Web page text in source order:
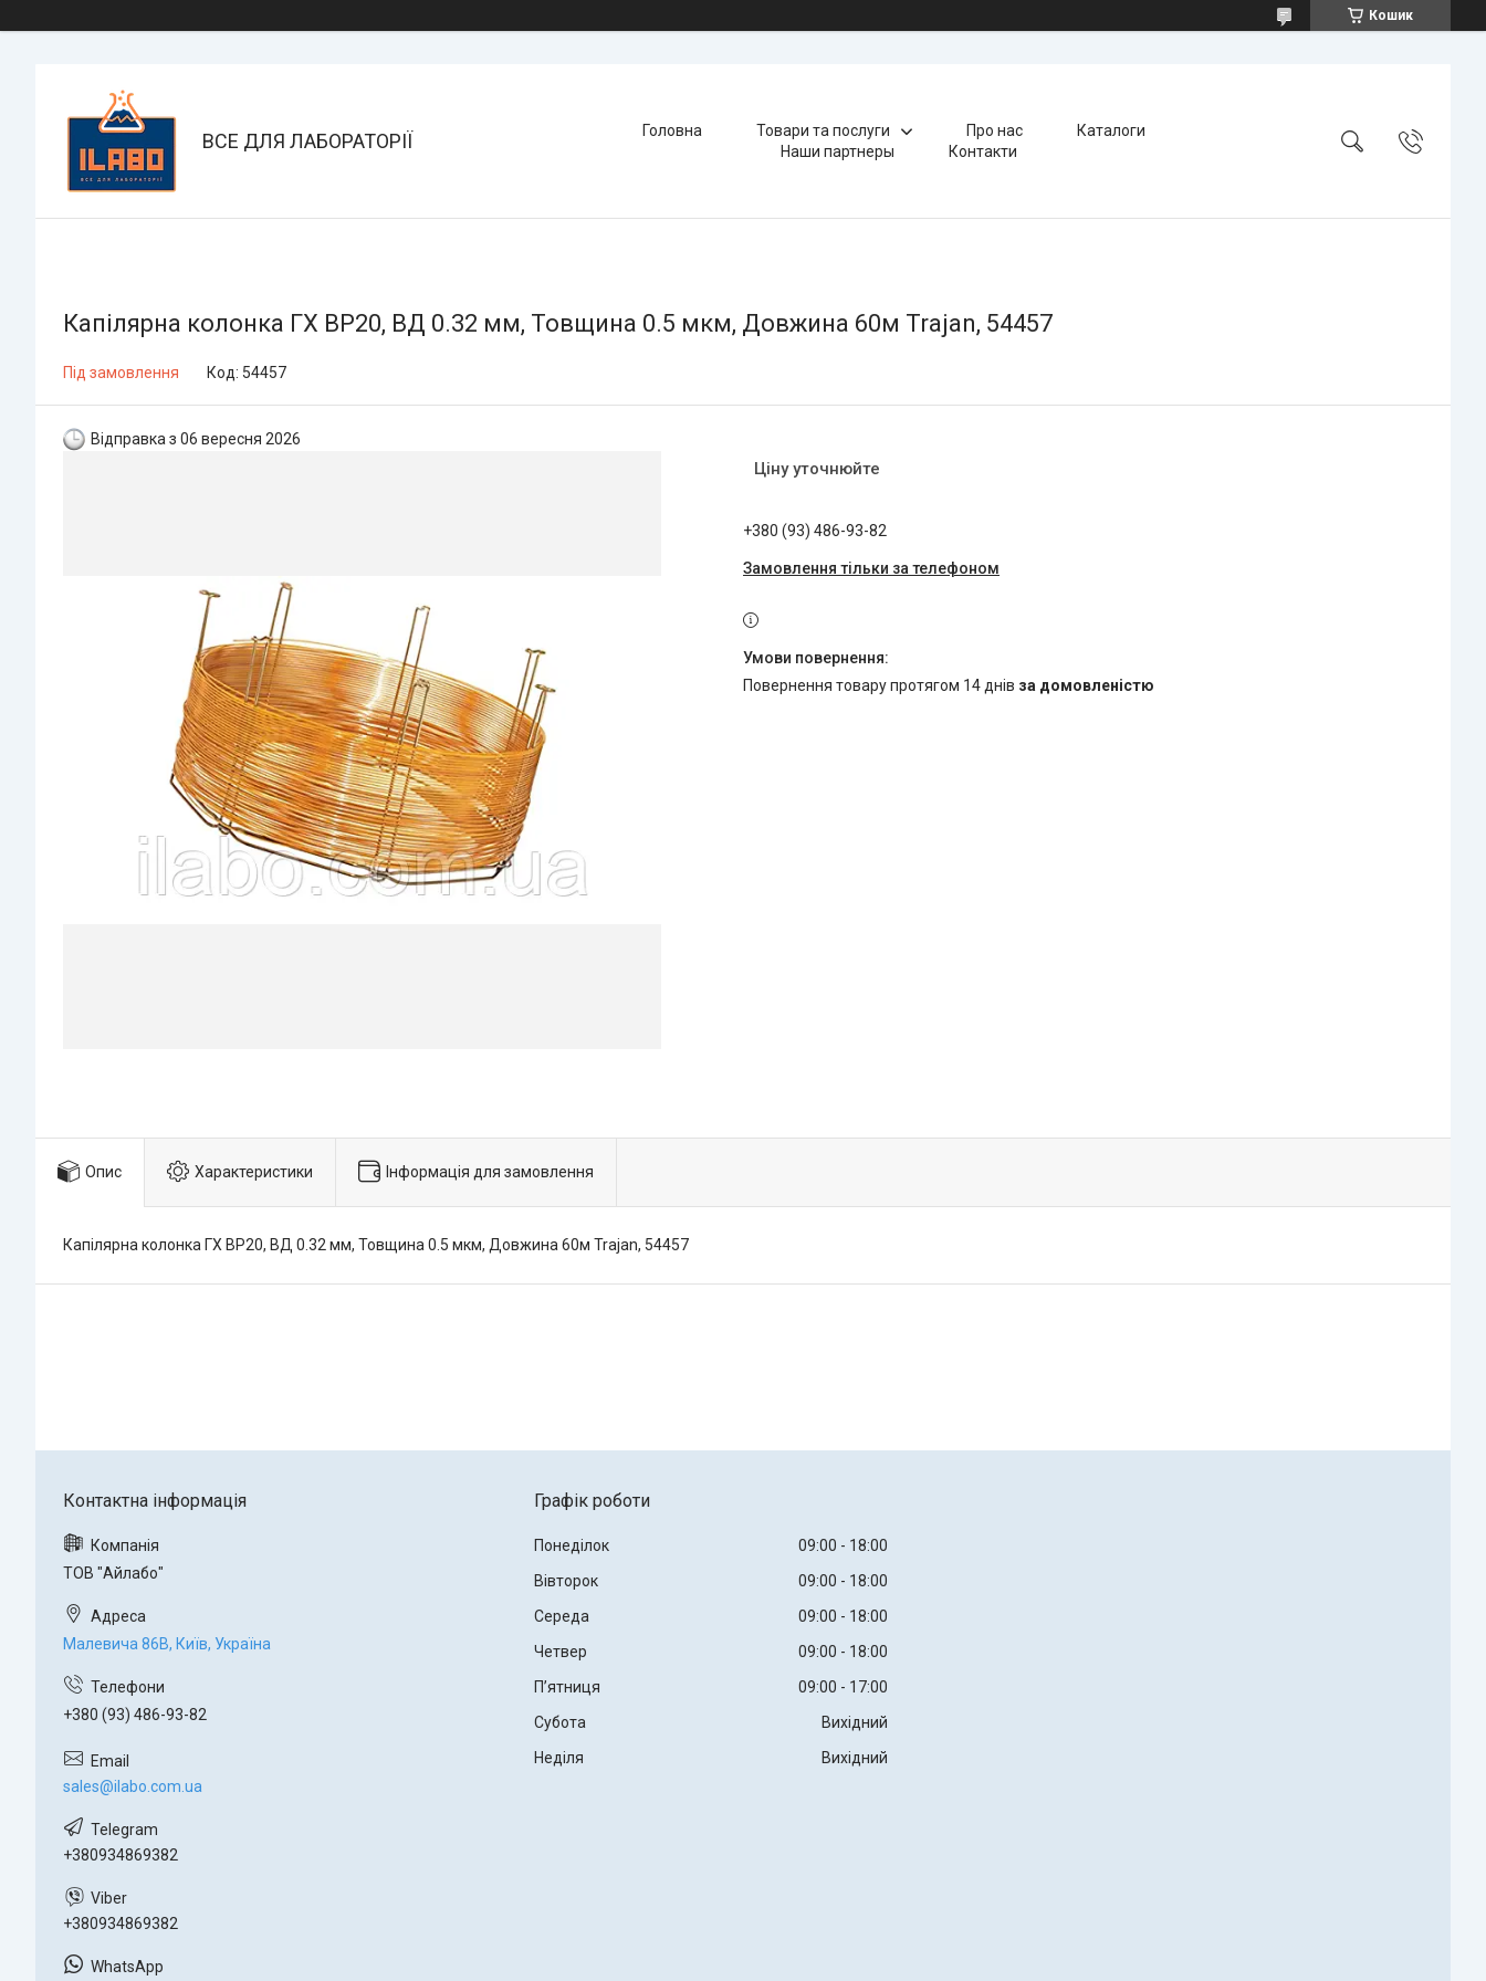
Кошик
ВСЕ ДЛЯ ЛАБОРАТОРІЇ Головна Товари та послуги Про нас
Каталоги
Наши партнеры
Контакти
Капілярна колонка ГХ BP20, ВД 0.32 мм, Товщина 0.5 мкм, Довжина 60м Trajan, 54457
Під замовлення Код: 54457
Відправка з 06 вересня 2026
Ціну уточнюйте
+380 (93) 486-93-82
Замовлення тільки за телефоном
повернення товару протягом 14 днів за домовленістю
Опис Характеристики Інформація для замовлення
Капілярна колонка ГХ BP20, ВД 0.32 мм, Товщина 0.5 мкм, Довжина 60м Trajan, 54457
ТОВ "Айлабо"
Малевича 86В, Київ, Україна
+380 (93) 486-93-82
sales@ilabo.com.ua
+380934869382
+380934869382
Графік роботи
Понеділок 09:00
18:00
Вівторок
09:00
18:00
Середа
09:00
18:00
Четвер
09:00
18:00
Пʼятниця
09:00
17:00
Субота
Вихідний
Неділя
Вихідний